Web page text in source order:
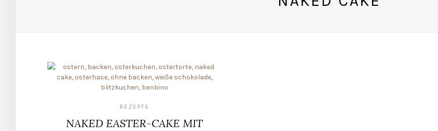
REZEPTE
NAKED EASTER-CAKE MIT